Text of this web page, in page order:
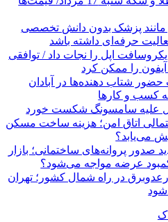
مانند پزشک بدون دانش تخصصی
حرفه‌ای داشته باشد
اپل را نجات داد / توافقی
را ممکن کرد
شتاب ‌دهنده‌ها در آبادان
کسب‌ و کارها
علیه سامسونگ شکست خورد
اتاق امن؛ هزینه ساخت مسکن
می‌یابد؟
صدور پروانه‌های ساختمانی؛ بازار
عرضه مواجه می‌شود؟
رعدوبرق در راه شمال کشور؛ تهران